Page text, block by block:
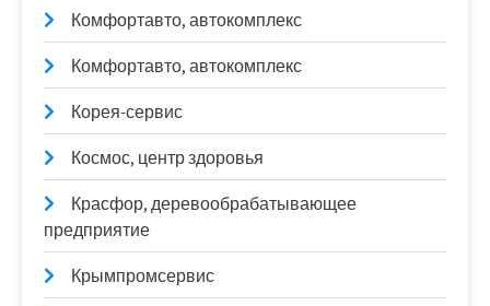
Комфортавто, автокомплекс
Комфортавто, автокомплекс
Корея-сервис
Космос, центр здоровья
Красфор, деревообрабатывающее
предприятие
Крымпромсервис